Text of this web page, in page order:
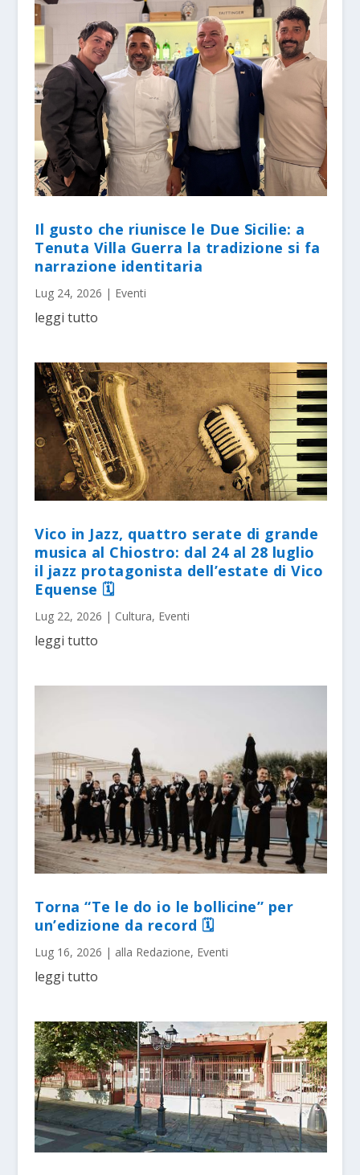
Il gusto che riunisce le Due Sicilie: a
Tenuta Villa Guerra la tradizione si fa
narrazione identitaria
Lug 24, 2026 | Eventi
leggi tutto
Vico in Jazz, quattro serate di grande
musica al Chiostro: dal 24 al 28 luglio
il jazz protagonista dell’estate di Vico
Equense 🗓
Lug 22, 2026 | Cultura, Eventi
leggi tutto
Torna “Te le do io le bollicine” per
un’edizione da record 🗓
Lug 16, 2026 | alla Redazione, Eventi
leggi tutto